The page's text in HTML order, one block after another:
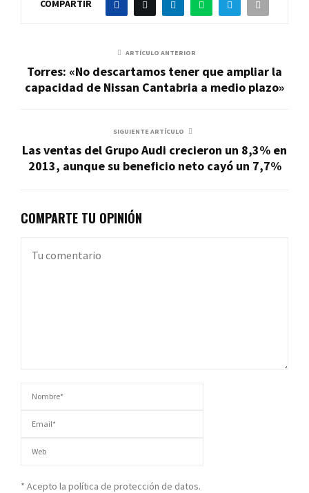
COMPARTIR
ARTÍCULO ANTERIOR
Torres: «No descartamos tener que ampliar la
capacidad de Nissan Cantabria a medio plazo»
SIGUIENTE ARTÍCULO
Las ventas del Grupo Audi crecieron un 8,3% en
2013, aunque su beneficio neto cayó un 7,7%
COMPARTE TU OPINIÓN
* Acepto la política de protección de datos.